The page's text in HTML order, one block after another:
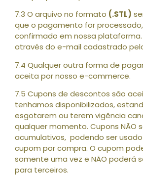
7.3 O arquivo no formato (.STL)
que o pagamento for
confirmado em nossa plataforma.
através do e-mail cadastrado
7.4 Qualquer outra forma de
aceita por nosso e-commerce.
7.5 Cupons de descontos são
tenhamos disponibilizados,
esgotarem ou terem vigência
qualquer momento. Cupons NÃO
acumulativos, podendo ser
cupom por compra. O cupom
somente uma vez e NÃO poderá
para terceiros.